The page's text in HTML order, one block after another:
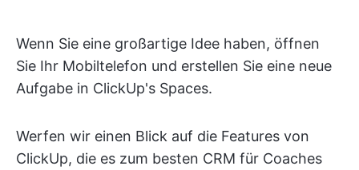
Wenn Sie eine großartige Idee haben, öffnen
Sie Ihr Mobiltelefon und erstellen Sie eine neue
Aufgabe in ClickUp's Spaces.
Werfen wir einen Blick auf die Features von
ClickUp, die es zum besten CRM für Coaches